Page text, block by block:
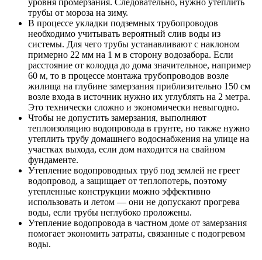
трубы от мороза на зиму.
В процессе укладки подземных трубопроводов
необходимо учитывать вероятный слив воды из
системы. Для чего трубы устанавливают с наклоном
примерно 22 мм на 1 м в сторону водозабора. Если
расстояние от колодца до дома значительное, например
60 м, то в процессе монтажа трубопроводов возле
жилища на глубине замерзания приблизительно 150 см
возле входа в источник нужно их углублять на 2 метра.
Это технически сложно и экономически невыгодно.
Чтобы не допустить замерзания, выполняют
теплоизоляцию водопровода в грунте, но также нужно
утеплить трубу домашнего водоснабжения на улице на
участках выхода, если дом находится на свайном
фундаменте.
Утепление водопроводных труб под землей не греет
водопровод, а защищает от теплопотерь, поэтому
утепленные конструкции можно эффективно
использовать и летом — они не допускают прогрева
воды, если трубы неглубоко проложены.
Утепление водопровода в частном доме от замерзания
помогает экономить затраты, связанные с подогревом
воды.